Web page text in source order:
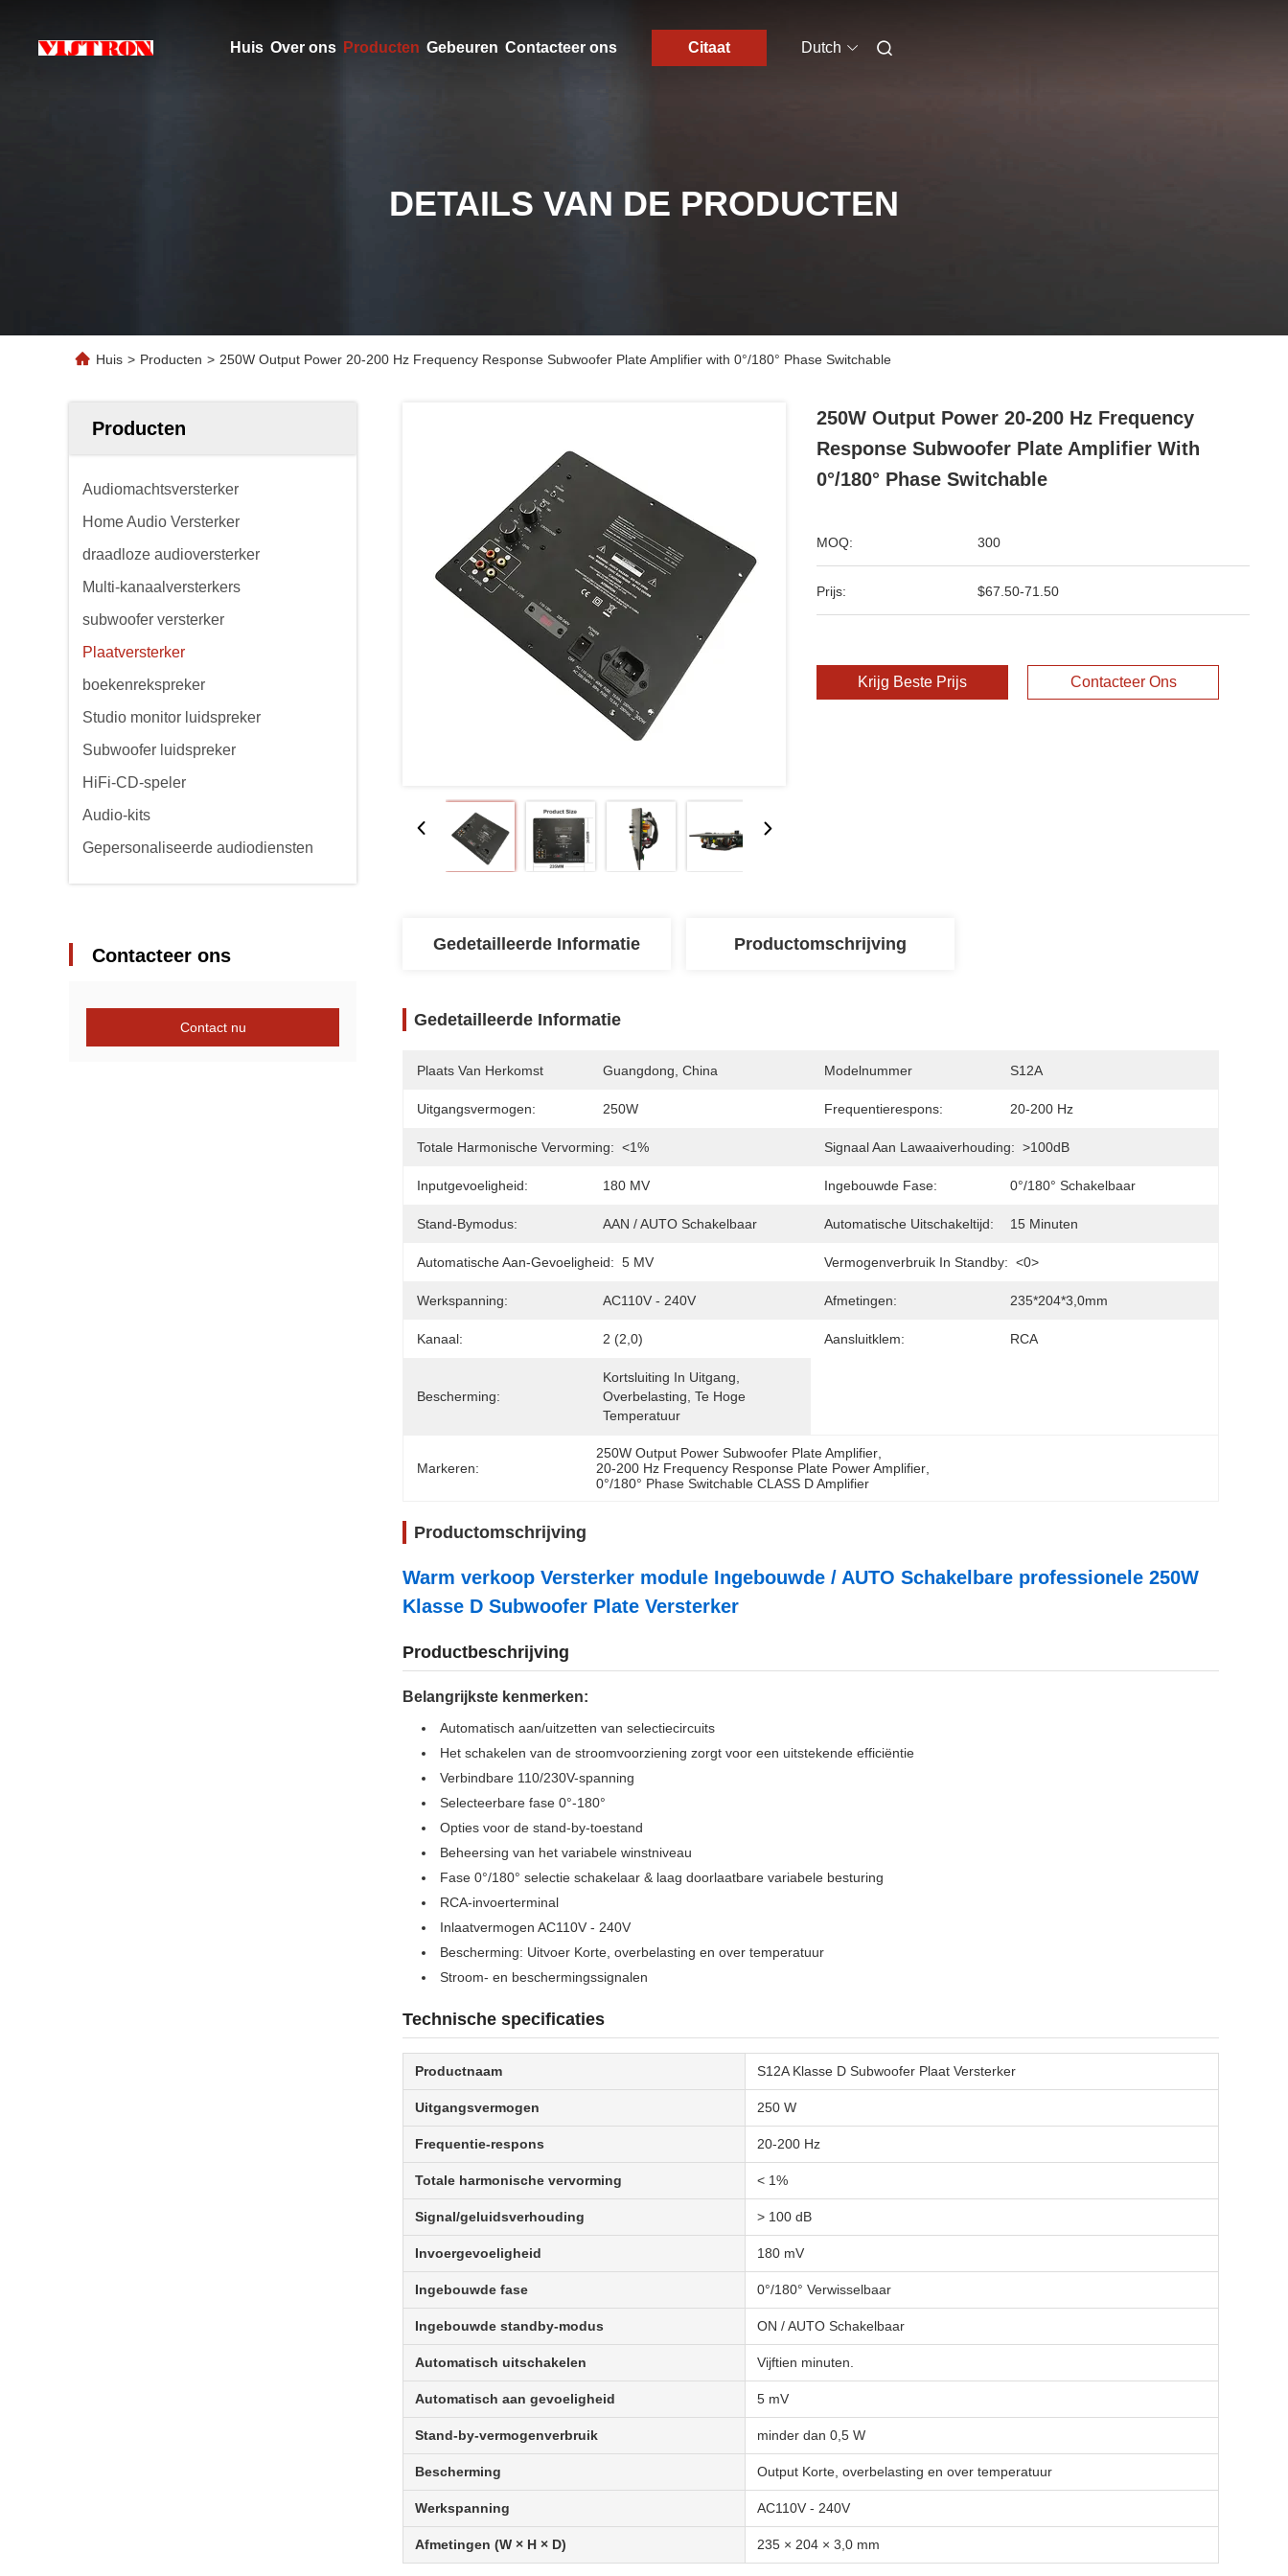
Huis Over ons Producten Gebeuren Contacteer ons Citaat Dutch
DETAILS VAN DE PRODUCTEN
Huis > Producten > 250W Output Power 20-200 Hz Frequency Response Subwoofer Plate Amplifier with 0°/180° Phase Switchable
Producten
Audiomachtsversterker
Home Audio Versterker
draadloze audioversterker
Multi-kanaalversterkers
subwoofer versterker
Plaatversterker
boekenrekspreker
Studio monitor luidspreker
Subwoofer luidspreker
HiFi-CD-speler
Audio-kits
Gepersonaliseerde audiodiensten
Contacteer ons
Contact nu
250W Output Power 20-200 Hz Frequency
Response Subwoofer Plate Amplifier With
0°/180° Phase Switchable
MOQ: 300
Prijs: $67.50-71.50
Krijg Beste Prijs Contacteer Ons
Gedetailleerde Informatie Productomschrijving
Gedetailleerde Informatie
Plaats Van Herkomst Guangdong, China Modelnummer S12A
Uitgangsvermogen: 250W Frequentierespons: 20-200 Hz
Totale Harmonische Vervorming: <1% Signaal Aan Lawaaiverhouding: >100dB
Inputgevoeligheid: 180 MV Ingebouwde Fase: 0°/180° Schakelbaar
Stand-Bymodus: AAN / AUTO Schakelbaar Automatische Uitschakeltijd: 15 Minuten
Automatische Aan-Gevoeligheid: 5 MV Vermogenverbruik In Standby: <0>
Werkspanning: AC110V - 240V Afmetingen: 235*204*3,0mm
Kanaal: 2 (2,0) Aansluitklem: RCA
Bescherming:
Kortsluiting In Uitgang,
Overbelasting, Te Hoge
Temperatuur
Markeren:
250W Output Power Subwoofer Plate Amplifier
20-200 Hz Frequency Response Plate Power Amplifier
0°/180° Phase Switchable CLASS D Amplifier
Productomschrijving
Warm verkoop Versterker module Ingebouwde / AUTO Schakelbare professionele 250W
Klasse D Subwoofer Plate Versterker
Productbeschrijving
Belangrijkste kenmerken:
Automatisch aan/uitzetten van selectiecircuits
Het schakelen van de stroomvoorziening zorgt voor een uitstekende efficiëntie
Verbindbare 110/230V-spanning
Selecteerbare fase 0°-180°
Opties voor de stand-by-toestand
Beheersing van het variabele winstniveau
Fase 0°/180° selectie schakelaar & laag doorlaatbare variabele besturing
RCA-invoerterminal
Inlaatvermogen AC110V - 240V
Bescherming: Uitvoer Korte, overbelasting en over temperatuur
Stroom- en beschermingssignalen
Technische specificaties
Productnaam S12A Klasse D Subwoofer Plaat Versterker
Uitgangsvermogen 250 W
Frequentie-respons 20-200 Hz
Totale harmonische vervorming < 1%
Signal/geluidsverhouding > 100 dB
Invoergevoeligheid 180 mV
Ingebouwde fase 0°/180° Verwisselbaar
Ingebouwde standby-modus ON / AUTO Schakelbaar
Automatisch uitschakelen Vijftien minuten.
Automatisch aan gevoeligheid 5 mV
Stand-by-vermogenverbruik minder dan 0,5 W
Bescherming Output Korte, overbelasting en over temperatuur
Werkspanning AC110V - 240V
Afmetingen (W × H × D) 235 × 204 × 3,0 mm